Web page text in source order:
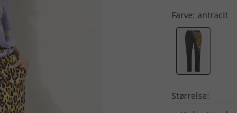
Farve: antracit
Størrelse: